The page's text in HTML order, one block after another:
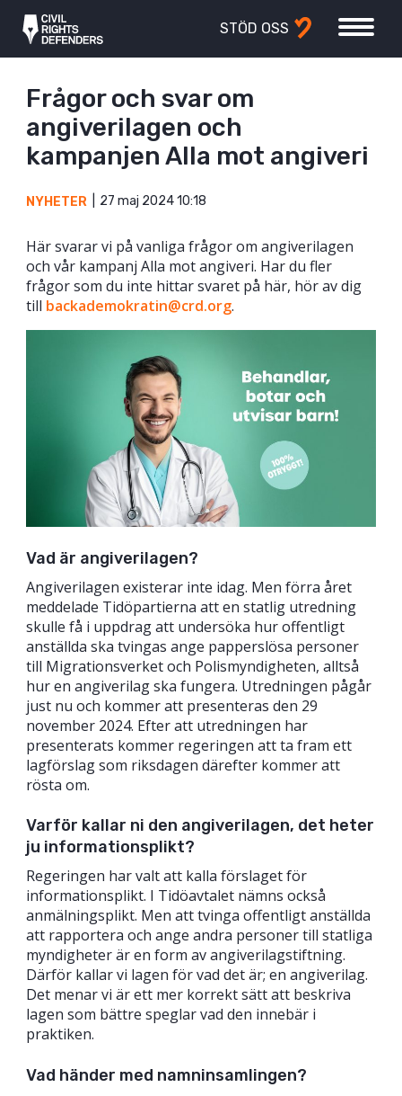
STÖD OSS
Frågor och svar om
angiverilagen och
kampanjen Alla mot angiveri
NYHETER 27 maj 2024 10:18
Här svarar vi på vanliga frågor om angiverilagen
och vår kampanj Alla mot angiveri. Har du fler
frågor som du inte hittar svaret på här, hör av dig
till backademokratin@crd.org.
Vad är angiverilagen?
Angiverilagen existerar inte idag. Men förra året
meddelade Tidöpartierna att en statlig utredning
skulle få i uppdrag att undersöka hur offentligt
anställda ska tvingas ange papperslösa personer
till Migrationsverket och Polismyndigheten, alltså
hur en angiverilag ska fungera. Utredningen pågår
just nu och kommer att presenteras den 29
november 2024. Efter att utredningen har
presenterats kommer regeringen att ta fram ett
lagförslag som riksdagen därefter kommer att
rösta om.
Varför kallar ni den angiverilagen, det heter
ju informationsplikt?
Regeringen har valt att kalla förslaget för
informationsplikt. I Tidöavtalet nämns också
anmälningsplikt. Men att tvinga offentligt anställda
att rapportera och ange andra personer till statliga
myndigheter är en form av angiverilagstiftning.
Därför kallar vi lagen för vad det är; en angiverilag.
Det menar vi är ett mer korrekt sätt att beskriva
lagen som bättre speglar vad den innebär i
praktiken.
Vad händer med namninsamlingen?